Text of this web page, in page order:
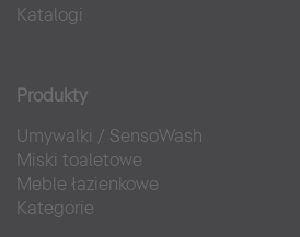
Katalogi
Produkty
Umywalki / SensoWash
Miski toaletowe
Meble łazienkowe
Kategorie